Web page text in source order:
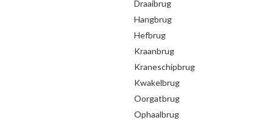
Draaibrug
Hangbrug
Hefbrug
Kraanbrug
Kraneschipbrug
Kwakelbrug
Oorgatbrug
Ophaalbrug